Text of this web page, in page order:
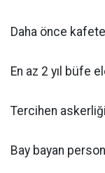
Daha önce
En az 2 yıl büfe
Tercihen
Bay bayan